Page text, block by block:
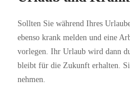
Sollten Sie während Ihres
ebenso krank melden und eine
vorlegen. Ihr Urlaub wird dann
bleibt für die Zukunft erhalten.
nehmen.